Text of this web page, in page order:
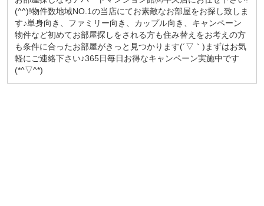
(^^)!物件数地域NO.1の当店にてお素敵なお部屋をお探し致しま
す♪単身向き、ファミリー向き、カップル向き、キャンペーン
物件など初めてお部屋探しをされる方も住み替えをお考えの方
も条件に合ったお部屋がきっと見つかります(´▽｀)まずはお気
軽にご連絡下さい♪365日毎日お得なキャンペーン実施中です
(*^▽^*)